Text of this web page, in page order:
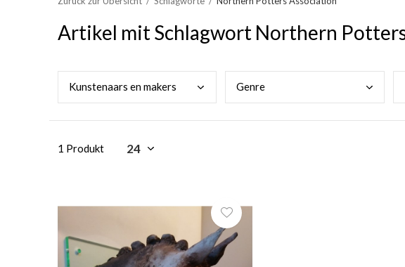
Artikel mit Schlagwort Northern
Kunstenaars en makers Genre
1 Produkt